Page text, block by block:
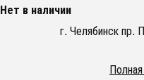
Нет в наличии
г. Челябинск